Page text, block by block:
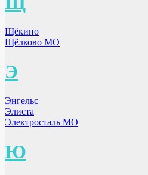
Щёкино
Щёлково МО
Э
Энгельс
Элиста
Электросталь МО
Ю